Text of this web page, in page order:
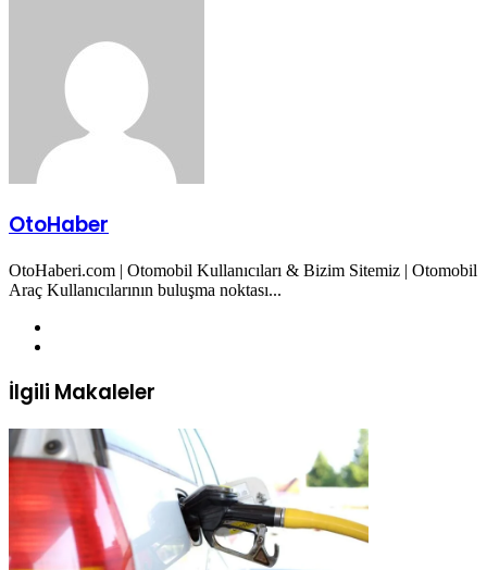
OtoHaber
OtoHaberi.com | Otomobil Kullanıcıları & Bizim Sitemiz | Otomobil
Araç Kullanıcılarının buluşma noktası...
İlgili Makaleler